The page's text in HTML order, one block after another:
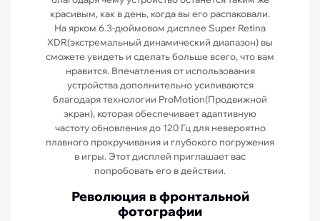
красивым, как в день, когда вы его распаковали.
На ярком 6.3-дюймовом дисплее Super Retina
XDR(экстремальный динамический диапазон) вы
сможете увидеть и сделать больше всего, что вам
нравится. Впечатления от использования
устройства дополнительно усиливаются
благодаря технологии ProMotion(Продвижной
экран), которая обеспечивает адаптивную
частоту обновления до 120 Гц для невероятно
плавного прокручивания и глубокого погружения
в игры. Этот дисплей приглашает вас
попробовать его в действии.
Революция в фронтальной
фотографии